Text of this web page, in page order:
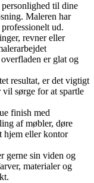
til dine
Maleren har
ud.
revner eller
er glat og
resultat, er det vigtigt
sørge for at spartle
finish med
af møbler, døre
hjem eller kontor
gerne sin viden og
materialer og